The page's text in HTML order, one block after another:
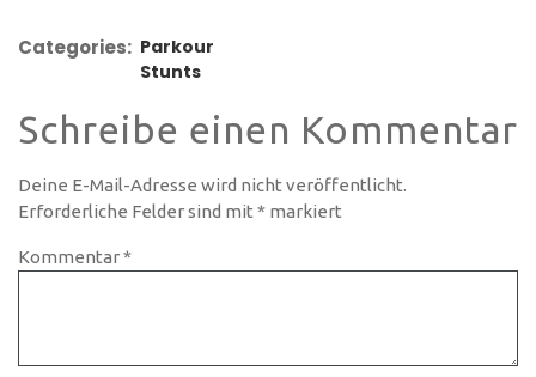
Categories: Parkour
Stunts
Schreibe einen Kommentar
Deine E-Mail-Adresse wird nicht veröffentlicht.
Erforderliche Felder sind mit * markiert
Kommentar*